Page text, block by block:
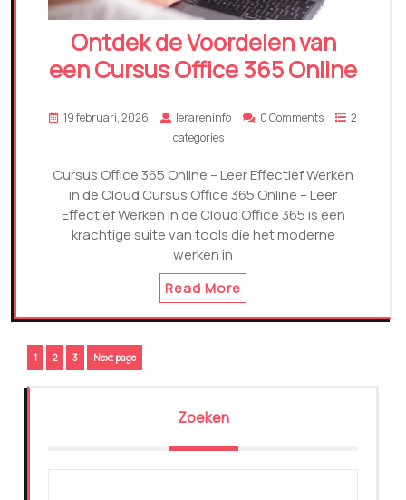
Ontdek de Voordelen van
een Cursus Office 365 Online
19 februari, 2026 lerareninfo 0 Comments
2
categories
Cursus Office 365 Online – Leer Effectief Werken
in de Cloud Cursus Office 365 Online – Leer
Effectief Werken in de Cloud Office 365 is een
krachtige suite van tools die het moderne
werken in
Read More
Berichtnavigatie
Page
1 Page
2 Page
3 Next page
Zoeken